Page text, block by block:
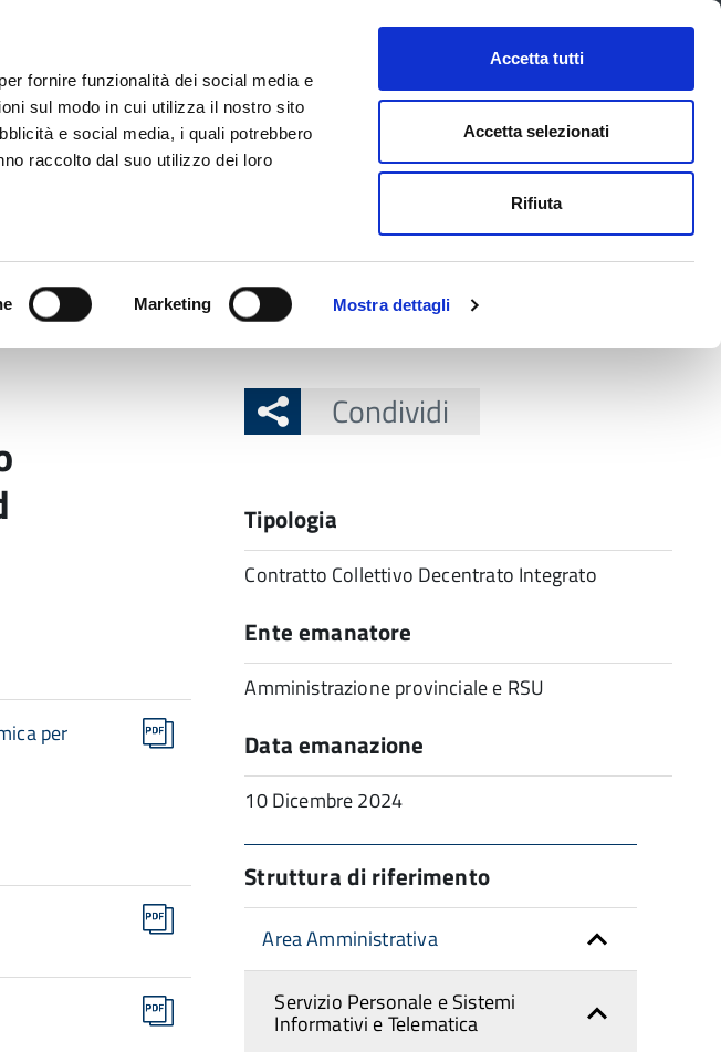
fornire funzionalità dei social media e
sul modo in cui utilizza il nostro sito
e social media, i quali potrebbero
raccolto dal suo utilizzo dei loro
Marketing Mostra dettagli
Accetta tutti
Accetta selezionati
Rifiuta
CONTATTI URP SERVIZI ONLINE
Seguici su FacebookTwitterInstagram
LinkedIn
cerca nel sito
per
Condividi
Tipologia
Contratto Collettivo Decentrato Integrato
Ente emanatore
Amministrazione provinciale e RSU
Data emanazione
10 Dicembre 2024
Struttura di riferimento
Area Amministrativa
Servizio Personale e Sistemi
Informativi e Telematica